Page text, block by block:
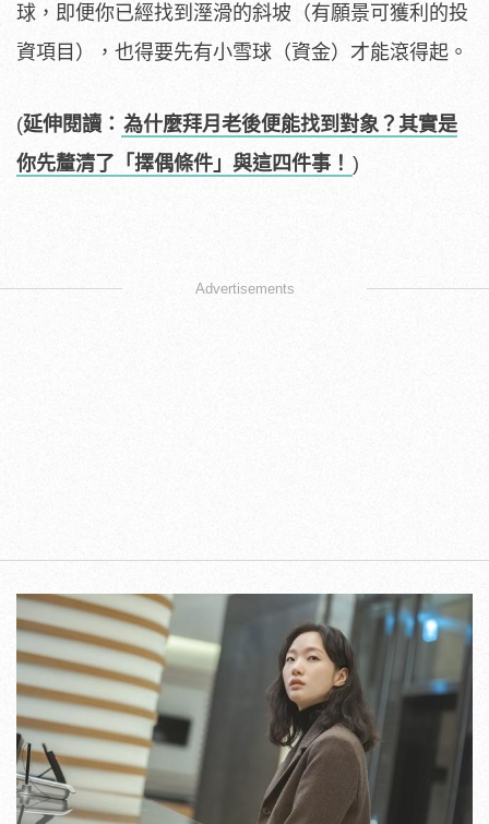
球，即便你已經找到溼滑的斜坡（有願景可獲利的投
資項目），也得要先有小雪球（資金）才能滾得起。
(延伸閱讀： 為什麼拜月老後便能找到對象？其實是
你先釐清了「擇偶條件」與這四件事！ )
Advertisements